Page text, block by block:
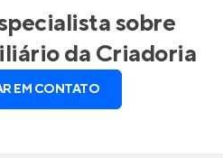
sobre
da Criadoria
EM CONTATO